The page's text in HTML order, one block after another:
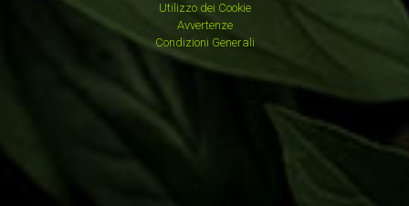
Utilizzo dei Cookie
Avvertenze
Condizioni Generali